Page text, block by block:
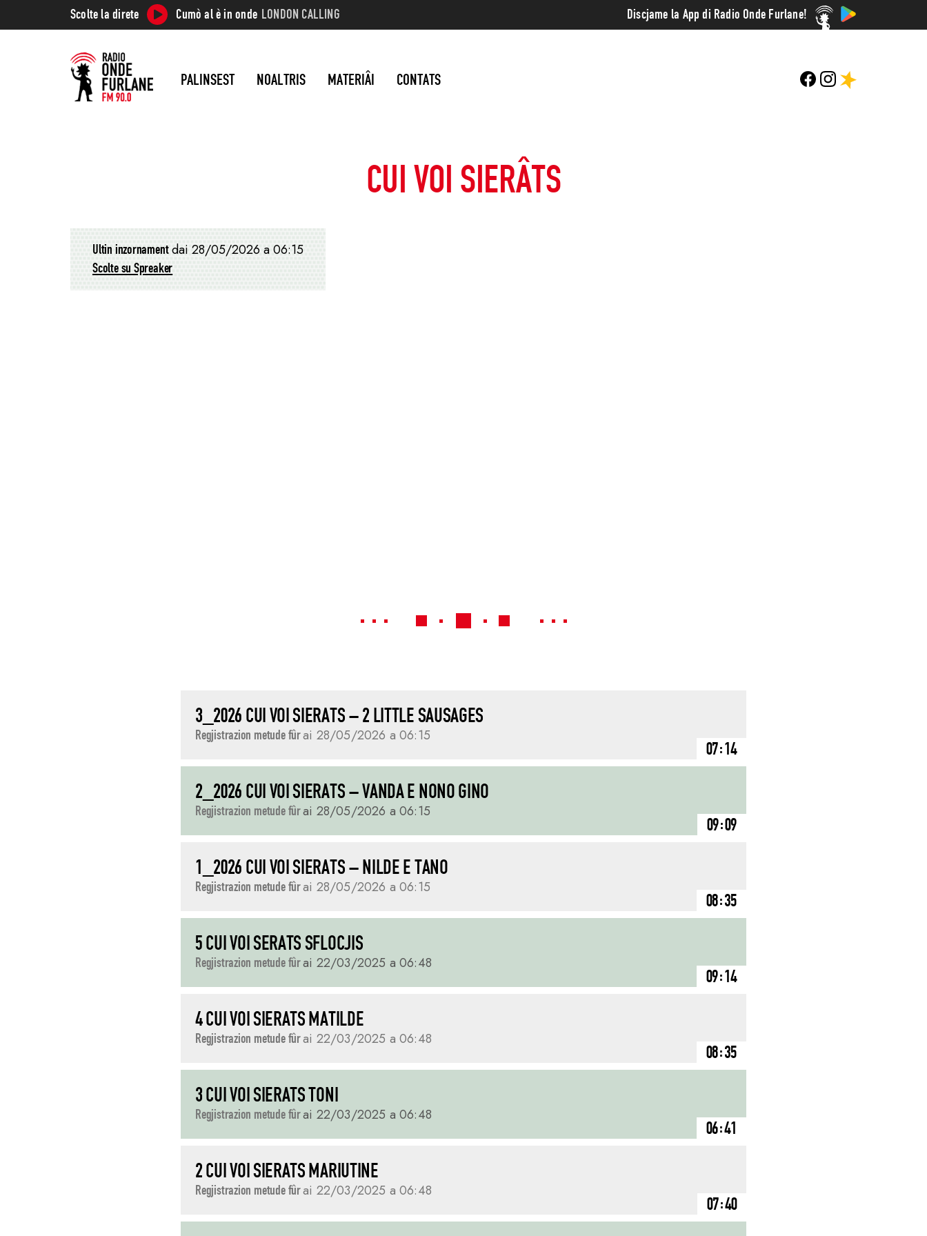
Scolte la direte Cumò al è in onde LONDON CALLING Discjame la App di Radio Onde Furlane!
PALINSEST NOALTRIS MATERIÂI CONTATS
CUI VOI SIERÂTS
Ultin inzornament dai 28/05/2026 a 06:15
Scolte su Spreaker
3_2026 CUI VOI SIERATS – 2 LITTLE SAUSAGES
Regjistrazion metude fûrai 28/05/2026 a 06:15
07:14
2_2026 CUI VOI SIERATS – VANDA E NONO GINO
Regjistrazion metude fûrai 28/05/2026 a 06:15
09:09
1_2026 CUI VOI SIERATS – NILDE E TANO
Regjistrazion metude fûrai 28/05/2026 a 06:15
08:35
5 CUI VOI SERATS SFLOCJIS
Regjistrazion metude fûrai 22/03/2025 a 06:48
09:14
4 CUI VOI SIERATS MATILDE
Regjistrazion metude fûrai 22/03/2025 a 06:48
08:35
3 CUI VOI SIERATS TONI
Regjistrazion metude fûrai 22/03/2025 a 06:48
06:41
2 CUI VOI SIERATS MARIUTINE
Regjistrazion metude fûrai 22/03/2025 a 06:48
07:40